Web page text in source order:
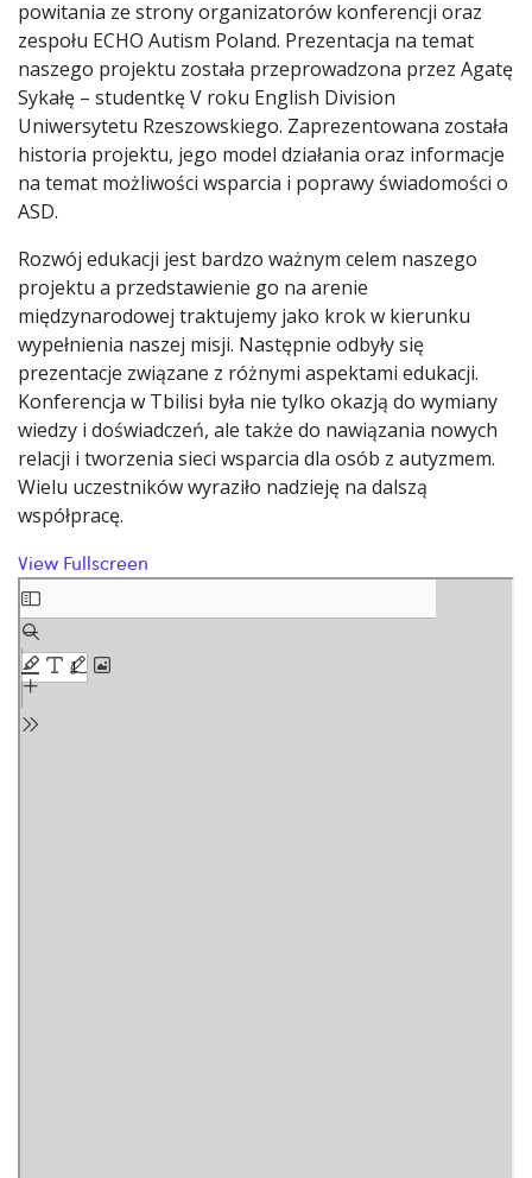
powitania ze strony organizatorów konferencji oraz
zespołu ECHO Autism Poland. Prezentacja na temat
naszego projektu została przeprowadzona przez Agatę
Sykałę – studentkę V roku English Division
Uniwersytetu Rzeszowskiego. Zaprezentowana została
historia projektu, jego model działania oraz informacje
na temat możliwości wsparcia i poprawy świadomości o
ASD.
Rozwój edukacji jest bardzo ważnym celem naszego
projektu a przedstawienie go na arenie
międzynarodowej traktujemy jako krok w kierunku
wypełnienia naszej misji. Następnie odbyły się
prezentacje związane z różnymi aspektami edukacji.
Konferencja w Tbilisi była nie tylko okazją do wymiany
wiedzy i doświadczeń, ale także do nawiązania nowych
relacji i tworzenia sieci wsparcia dla osób z autyzmem.
Wielu uczestników wyraziło nadzieję na dalszą
współpracę.
View Fullscreen
Skip to PDF content